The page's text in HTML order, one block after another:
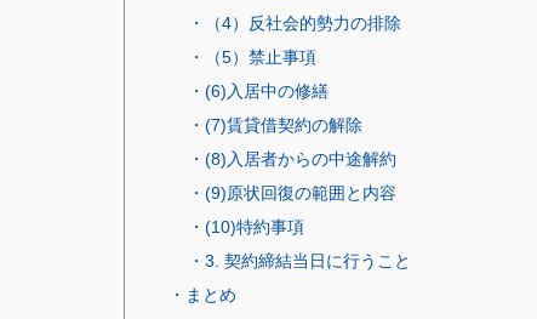
・（4）反社会的勢力の排除
・（5）禁止事項
・(6)入居中の修繕
・(7)賃貸借契約の解除
・(8)入居者からの中途解約
・(9)原状回復の範囲と内容
・(10)特約事項
・3. 契約締結当日に行うこと
・まとめ